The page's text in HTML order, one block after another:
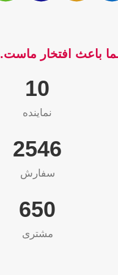
باعث افتخار ماست.
10
نماینده
2565
سفارش
655
مشتری